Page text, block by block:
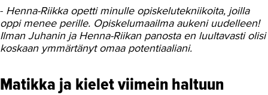
reserviläistoiminta-aluetta
Kierrätysmateriaaleista loihdittiin
joulutaideteoksia
Varastot uusiksi opiskelijatyönä
Opiskelijat entisöivät
museorakennuksen
- Henna-Riikka opetti minulle opiskelutekniikoita, joilla
oppi menee perille. Opiskelumaailma aukeni uudelleen!
Ilman Juhanin ja Henna-Riikan panosta en luultavasti olisi
koskaan ymmärtänyt omaa potentiaaliani.
Matikka ja kielet viimein haltuun